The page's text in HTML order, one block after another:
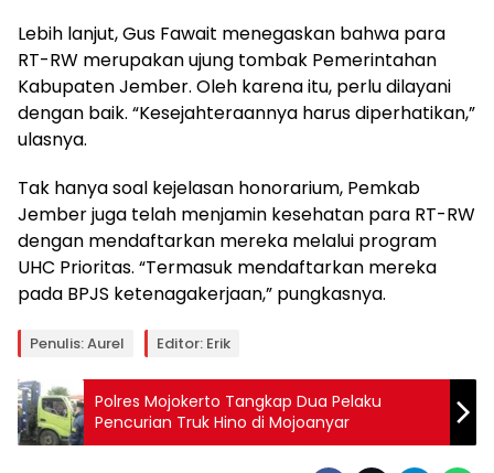
Lebih lanjut, Gus Fawait menegaskan bahwa para
RT-RW merupakan ujung tombak Pemerintahan
Kabupaten Jember. Oleh karena itu, perlu dilayani
dengan baik. “Kesejahteraannya harus diperhatikan,”
ulasnya.
Tak hanya soal kejelasan honorarium, Pemkab
Jember juga telah menjamin kesehatan para RT-RW
dengan mendaftarkan mereka melalui program
UHC Prioritas. “Termasuk mendaftarkan mereka
pada BPJS ketenagakerjaan,” pungkasnya.
Penulis: Aurel Editor: Erik
Polres Mojokerto Tangkap Dua Pelaku
Pencurian Truk Hino di Mojoanyar